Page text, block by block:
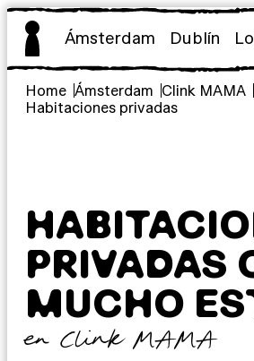
Saltar
contenido
Ámsterdam Dublín
Home Ámsterdam
Clink MAMA
Habitaciones privadas
PRIVADAS
MUCHO
en Clink MAMA